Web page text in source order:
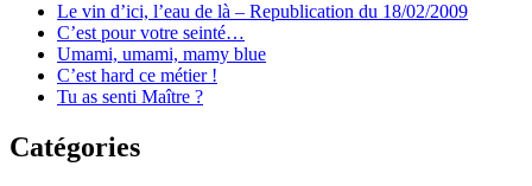
Le vin d’ici, l’eau de là – Republication du 18/02/2009
C’est pour votre seinté…
Umami, umami, mamy blue
C’est hard ce métier !
Tu as senti Maître ?
Catégories